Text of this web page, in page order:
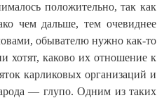
положительно, так как
чем дальше, тем очевиднее
обывателю нужно как-то
хотят, каково их отношение к
карликовых организаций и
— глупо. Одним из таких